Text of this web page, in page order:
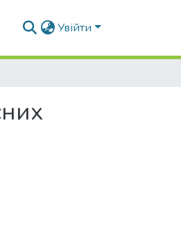
Увійти